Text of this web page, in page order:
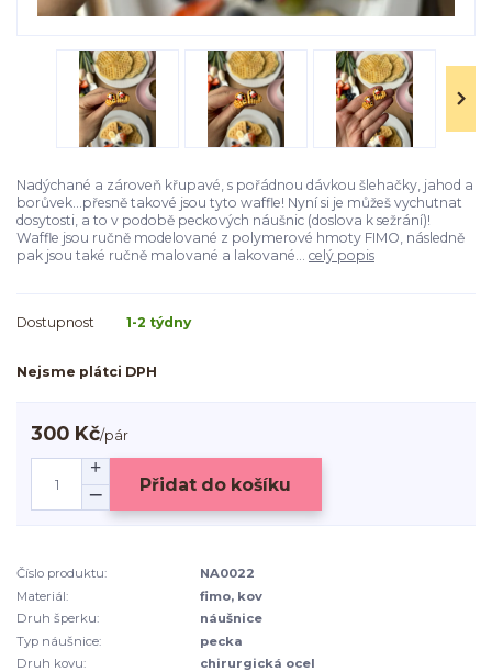
Nadýchané a zároveň křupavé, s pořádnou dávkou šlehačky, jahod a
borůvek...přesně takové jsou tyto waffle! Nyní si je můžeš vychutnat
dosytosti, a to v podobě peckových náušnic (doslova k sežrání)!
Waffle jsou ručně modelované z polymerové hmoty FIMO, následně
pak jsou také ručně malované a lakované... celý popis
Dostupnost 1-2 týdny
Nejsme plátci DPH
300 Kč/pár
Přidat do košíku
Číslo produktu:
NA0022
Materiál:
fimo, kov
Druh šperku:
náušnice
Typ náušnice:
pecka
Druh kovu:
chirurgická ocel